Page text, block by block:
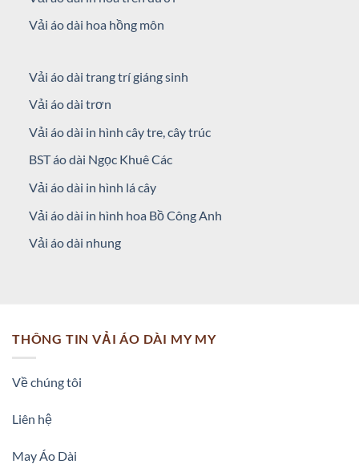
Vải áo dài hoa hồng môn
Vải áo dài trang trí giáng sinh
Vải áo dài trơn
Vải áo dài in hình cây tre, cây trúc
BST áo dài Ngọc Khuê Các
Vải áo dài in hình lá cây
Vải áo dài in hình hoa Bồ Công Anh
Vải áo dài nhung
THÔNG TIN VẢI ÁO DÀI MY MY
Về chúng tôi
Liên hệ
May Áo Dài